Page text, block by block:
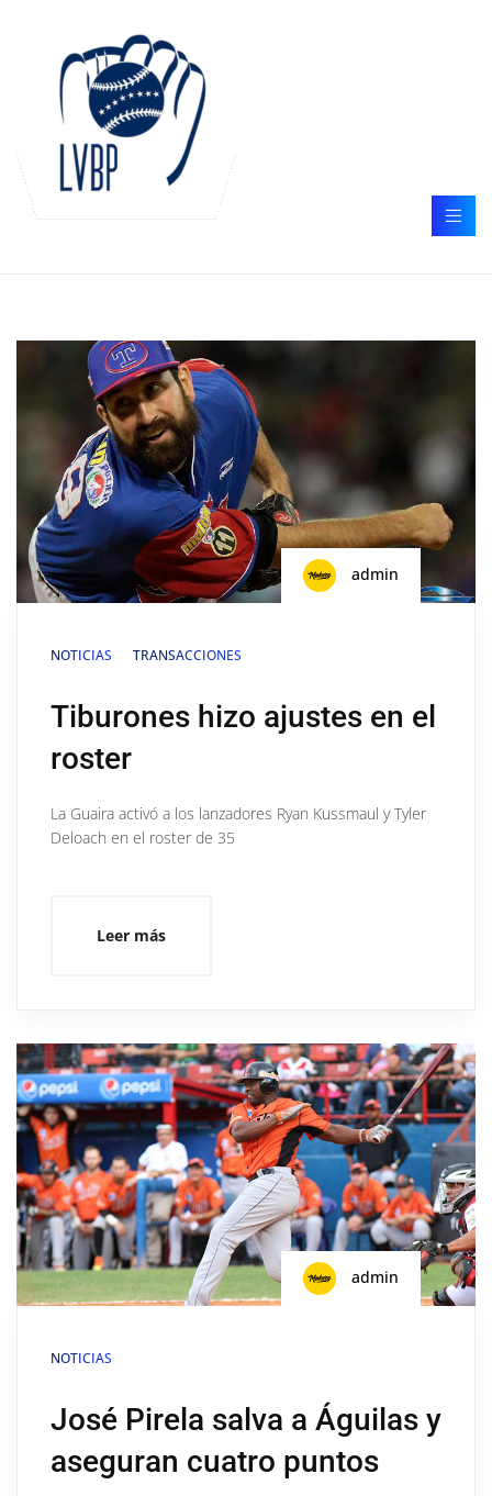
admin
NOTICIAS TRANSACCIONES
Tiburones hizo ajustes en el
roster
La Guaira activó a los lanzadores Ryan Kussmaul y Tyler
Deloach en el roster de 35
Leer más
admin
NOTICIAS
José Pirela salva a Águilas y
aseguran cuatro puntos